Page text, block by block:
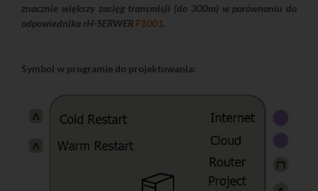
znacznie większy zasięg transmisji (do 300m) w porównaniu do
odpowiednika rH-SERWER F1001.
Symbol w programie do projektowania: